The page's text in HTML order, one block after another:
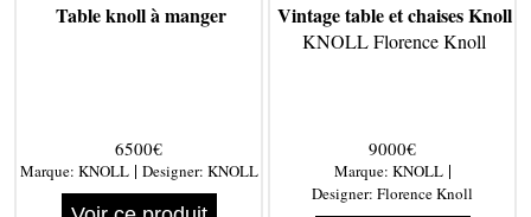
Table knoll à manger
6500€
Marque: KNOLL| Designer: KNOLL
Vintage table et chaises Knoll
KNOLL Florence Knoll
9000€
Marque: KNOLL|
Designer: Florence Knoll